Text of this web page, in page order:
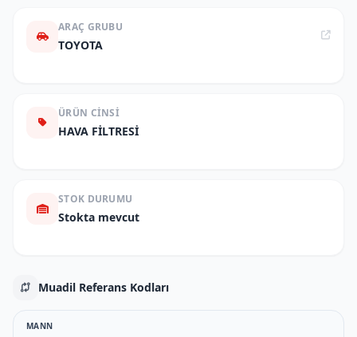
ARAÇ GRUBU
TOYOTA
ÜRÜN CINSI
HAVA FİLTRESİ
STOK DURUMU
Stokta mevcut
Muadil Referans Kodları
MANN